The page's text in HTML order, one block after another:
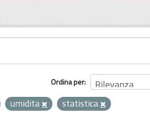
Ordina per
umidita statistica